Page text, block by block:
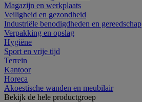
Magazijn en werkplaats
Veiligheid en gezondheid
Industriële benodigdheden en gereedschap
Verpakking en opslag
Hygiëne
Sport en vrije tijd
Terrein
Kantoor
Horeca
Akoestische wanden en meubilair
Bekijk de hele productgroep